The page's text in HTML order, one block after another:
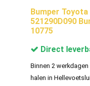
Bumper
521290D090
10775
Direct
Binnen 2
halen in